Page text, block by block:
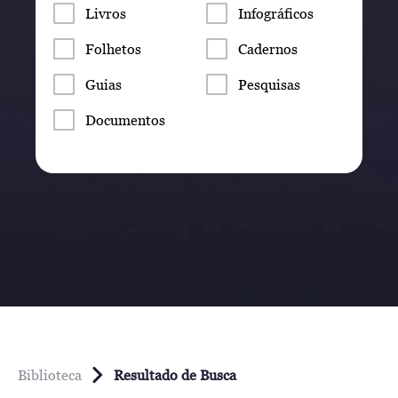
Livros Infográficos
Folhetos Cadernos
Guias Pesquisas
Documentos
Biblioteca Resultado de Busca